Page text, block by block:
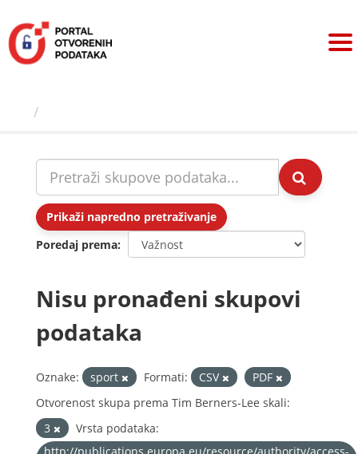
sadržaj
Prikaži napredno pretraživanje
Poredaj prema
Nisu pronađeni skupovi
podataka
Oznake: sport Formati: CSV
PDF
Otvorenost skupa prema Tim Berners-Lee skali:
3
Vrsta podataka: